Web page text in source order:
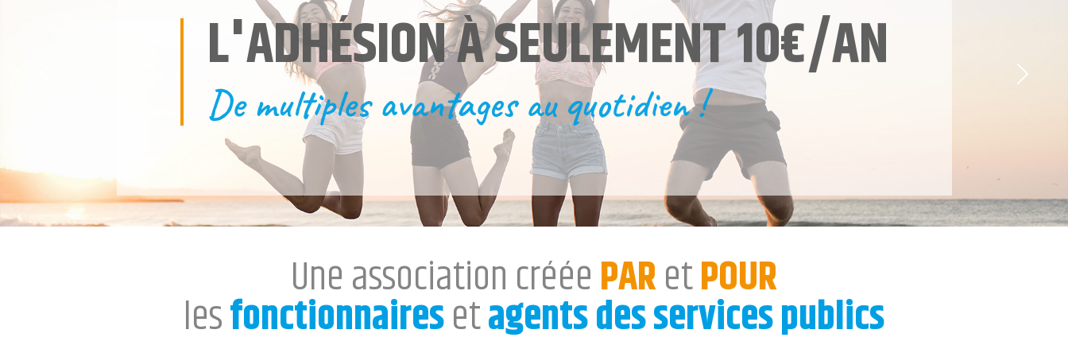
L'ADHÉSION À SEULEMENT 10€/AN
De multiples avantages au quotidien !
Une association crééePARetPOUR
lesfonctionnairesetagents des services publics